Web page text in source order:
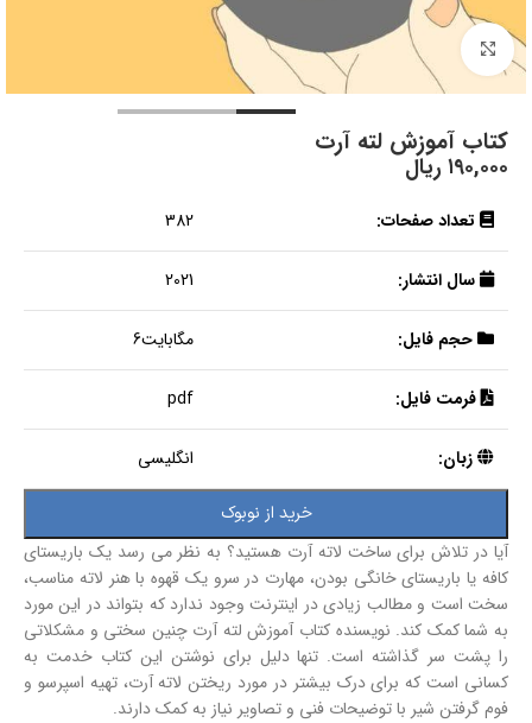
بزرگنمایی تصویر
کتاب آموزش لته آرت
۱۹۰,۰۰۰ ریال
تعداد صفحات: 382
سال انتشار: 2021
حجم فایل: مگابایت6
فرمت فایل: pdf
زبان: انگلیسی
خرید از نوبوک
آیا در تلاش برای ساخت لاته آرت هستید؟ به نظر می رسد یک باریستای
کافه یا باریستای خانگی بودن، مهارت در سرو یک قهوه با هنر لاته مناسب،
سخت است و مطالب زیادی در اینترنت وجود ندارد که بتواند در این مورد
به شما کمک کند. نویسنده کتاب آموزش لته آرت چنین سختی و مشکلاتی
را پشت سر گذاشته است. تنها دلیل برای نوشتن این کتاب خدمت به
کسانی است که برای درک بیشتر در مورد ریختن لاته آرت، تهیه اسپرسو و
فوم گرفتن شیر با توضیحات فنی و تصاویر نیاز به کمک دارند.